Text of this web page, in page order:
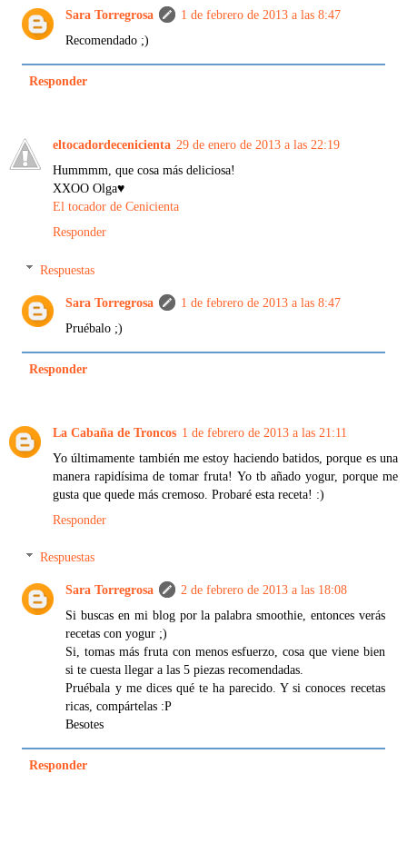
Sara Torregrosa
1 de febrero de 2013 a las 8:47
Recomendado ;)
Responder
eltocadordecenicienta 29 de enero de 2013 a las 22:19
Hummmm, que cosa más deliciosa!
XXOO Olga♥
El tocador de Cenicienta
Responder
Respuestas
Sara Torregrosa
1 de febrero de 2013 a las 8:47
Pruébalo ;)
Responder
La Cabaña de Troncos 1 de febrero de 2013 a las 21:11
Yo últimamente también me estoy haciendo batidos, porque es una
manera rapidísima de tomar fruta! Yo tb añado yogur, porque me
gusta que quede más cremoso. Probaré esta receta! :)
Responder
Respuestas
Sara Torregrosa
2 de febrero de 2013 a las 18:08
Si buscas en mi blog por la palabra smoothie, entonces verás
recetas con yogur ;)
Si, tomas más fruta con menos esfuerzo, cosa que viene bien
si te cuesta llegar a las 5 piezas recomendadas.
Pruébala y me dices qué te ha parecido. Y si conoces recetas
ricas, compártelas :P
Besotes
Responder